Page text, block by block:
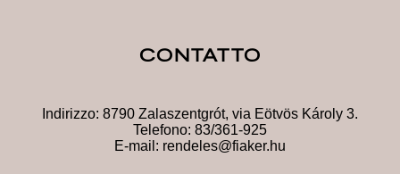
CONTATTO
Indirizzo: 8790 Zalaszentgrót, via Eötvös Károly 3.
Telefono: 83/361-925
E-mail: rendeles@fiaker.hu